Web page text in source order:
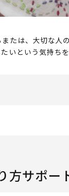
たは、大切な人
いという気持ち
方サポー